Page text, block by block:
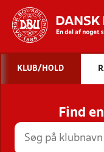
STILLINGER,
KLUB/HOLD
Find